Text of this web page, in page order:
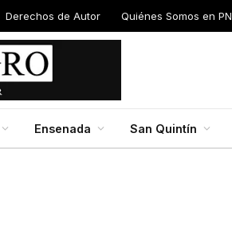
Derechos de Autor Quiénes Somos en PN
Ensenada San Quintín